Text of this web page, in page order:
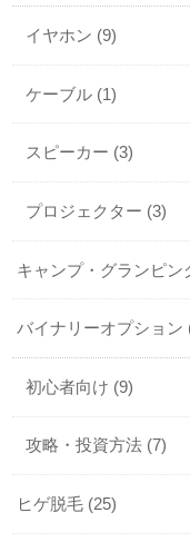
イヤホン (9)
ケーブル (1)
スピーカー (3)
プロジェクター (3)
キャンプ・グランピン
バイナリーオプション
初心者向け (9)
攻略・投資方法 (7)
ヒゲ脱毛 (25)